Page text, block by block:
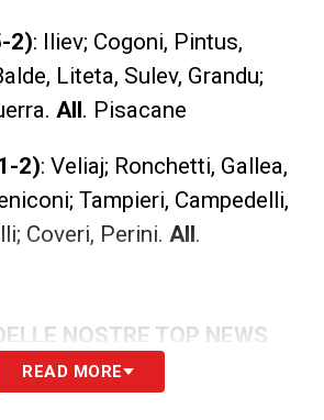
2): Iliev; Cogoni, Pintus,
Liteta, Sulev, Grandu;
All. Pisacane
2): Veliaj; Ronchetti, Gallea,
Tampieri, Campedelli,
Coveri, Perini. All.
NOSTRE TOP NEWS
READ MORE